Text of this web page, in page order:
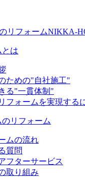
リフォームNIKKA-
とは
ための"自社施工"
る"一貫体制"
フォームを実現する
リフォーム
ムの流れ
質問
フターサービス
取り組み